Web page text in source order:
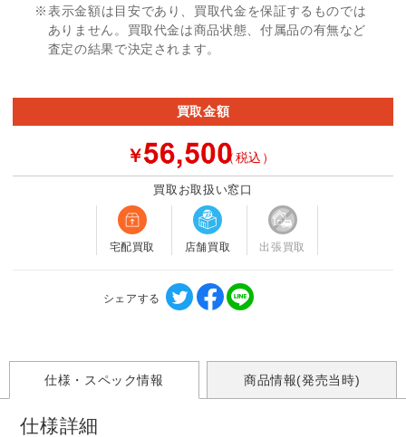
※表示金額は目安であり、買取代金を保証するものでは
ありません。買取代金は商品状態、付属品の有無など
査定の結果で決定されます。
買取金額
￥ （税込）
買取お取扱い窓口
宅配買取 店舗買取 出張買取
シェアする
仕様・スペック情報 商品情報(発売当時)
仕様詳細